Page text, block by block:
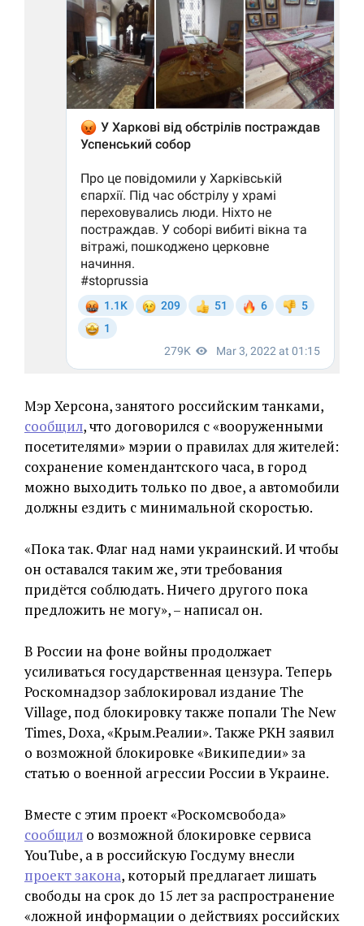
Мэр Херсона, занятого российским танками,
сообщил, что договорился с «вооруженными
посетителями» мэрии о правилах для жителей:
сохранение комендантского часа, в город
можно выходить только по двое, а автомобили
должны ездить с минимальной скоростью.
«Пока так. Флаг над нами украинский. И чтобы
он оставался таким же, эти требования
придётся соблюдать. Ничего другого пока
предложить не могу», – написал он.
В России на фоне войны продолжает
усиливаться государственная цензура. Теперь
Роскомнадзор заблокировал издание The
Village, под блокировку также попали The New
Times, Doxa, «Крым.Реалии». Также РКН заявил
о возможной блокировке «Википедии» за
статью о военной агрессии России в Украине.
Вместе с этим проект «Роскомсвобода»
сообщил о возможной блокировке сервиса
YouTube, а в российскую Госдуму внесли
проект закона, который предлагает лишать
свободы на срок до 15 лет за распространение
«ложной информации о действиях российских